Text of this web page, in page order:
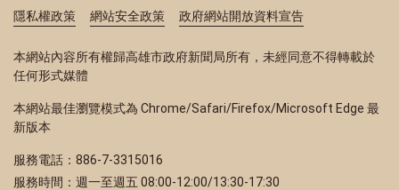
隱私權政策 網站安全政策 政府網站開放資料宣告
本網站內容所有權歸高雄市政府新聞局所有，未經同意不得轉載於
任何形式媒體
本網站最佳瀏覽模式為 Chrome/Safari/Firefox/Microsoft Edge 最
新版本
服務電話：886-7-3315016
服務時間：週一至週五 08:00-12:00/13:30-17:30